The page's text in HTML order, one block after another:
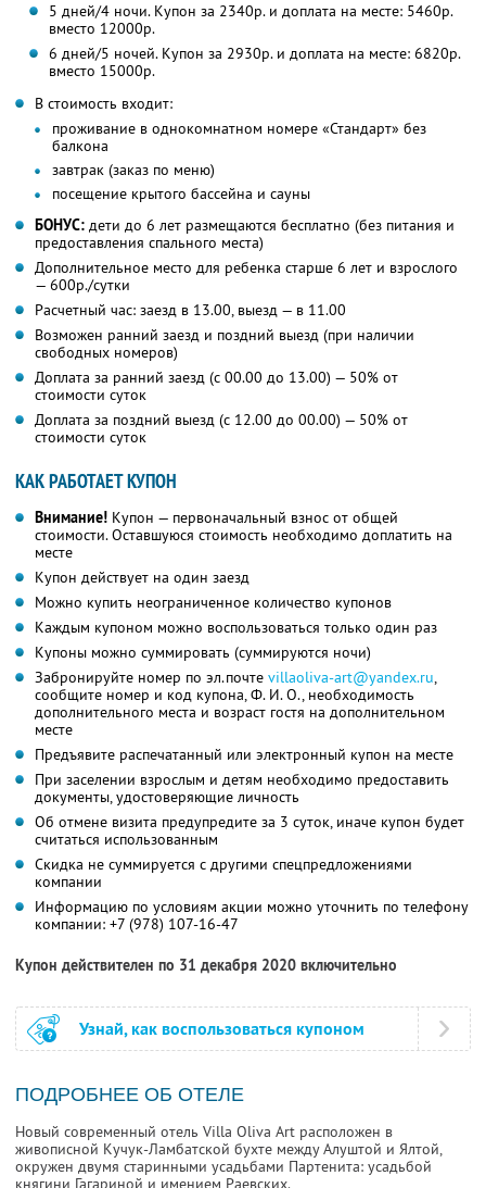
5 дней/4 ночи. Купон за 2340р. и доплата на месте: 5460р.
вместо 12000р.
6 дней/5 ночей. Купон за 2930р. и доплата на месте: 6820р.
вместо 15000р.
В стоимость входит:
проживание в однокомнатном номере «Стандарт» без
балкона
завтрак (заказ по меню)
посещение крытого бассейна и сауны
БОНУС: дети до 6 лет размещаются бесплатно (без питания и
предоставления спального места)
Дополнительное место для ребенка старше 6 лет и взрослого
— 600р./сутки
Расчетный час: заезд в 13.00, выезд — в 11.00
Возможен ранний заезд и поздний выезд (при наличии
свободных номеров)
Доплата за ранний заезд (с 00.00 до 13.00) — 50% от
стоимости суток
Доплата за поздний выезд (с 12.00 до 00.00) — 50% от
стоимости суток
КАК РАБОТАЕТ КУПОН
Внимание! Купон — первоначальный взнос от общей
стоимости. Оставшуюся стоимость необходимо доплатить на
месте
Купон действует на один заезд
Можно купить неограниченное количество купонов
Каждым купоном можно воспользоваться только один раз
Купоны можно суммировать (суммируются ночи)
Забронируйте номер по эл.почте villaoliva-art@yandex.ru,
сообщите номер и код купона, Ф. И. О., необходимость
дополнительного места и возраст гостя на дополнительном
месте
Предъявите распечатанный или электронный купон на месте
При заселении взрослым и детям необходимо предоставить
документы, удостоверяющие личность
Об отмене визита предупредите за 3 суток, иначе купон будет
считаться использованным
Скидка не суммируется с другими спецпредложениями
компании
Информацию по условиям акции можно уточнить по телефону
компании: +7 (978) 107-16-47
Купон действителен по 31 декабря 2020 включительно
Узнай, как воспользоваться купоном
ПОДРОБНЕЕ ОБ ОТЕЛЕ
Новый современный отель Villa Oliva Art расположен в
живописной Кучук-Ламбатской бухте между Алуштой и Ялтой,
окружен двумя старинными усадьбами Партенита: усадьбой
княгини Гагариной и имением Раевских.